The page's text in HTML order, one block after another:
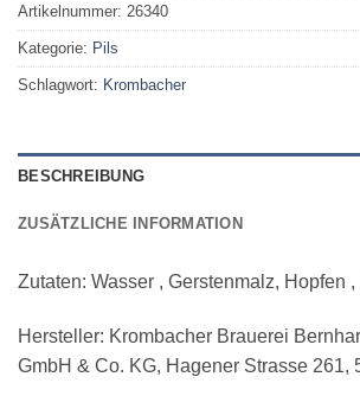
Artikelnummer: 26340
Kategorie: Pils
Schlagwort: Krombacher
BESCHREIBUNG
ZUSÄTZLICHE INFORMATION
Zutaten: Wasser , Gerstenmalz, Hopfen
Hersteller: Krombacher Brauerei
GmbH & Co. KG, Hagener Strasse 261,